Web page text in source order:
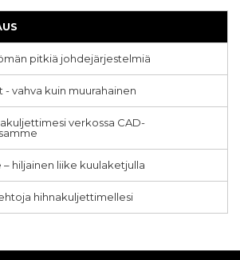
pitkiä johdejärjestelmiä
vahva kuin muurahainen
verkossa CAD-
– hiljainen liike kuulaketjulla
hihnakuljettimellesi